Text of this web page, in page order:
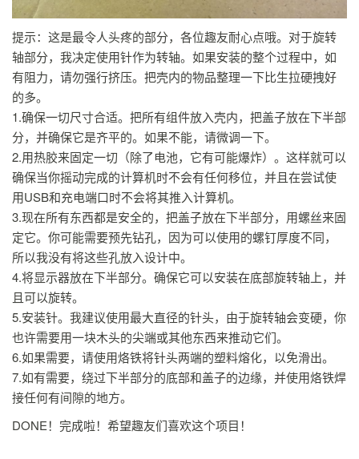
提示：这是最令人头疼的部分，各位趣友耐心点哦。对于旋转
轴部分，我决定使用针作为转轴。如果安装的整个过程中，如
有阻力，请勿强行挤压。把壳内的物品整理一下比生拉硬拽好
的多。
1.确保一切尺寸合适。把所有组件放入壳内，把盖子放在下半部
分，并确保它是齐平的。如果不能，请微调一下。
2.用热胶来固定一切（除了电池，它有可能爆炸）。这样就可以
确保当你摇动完成的计算机时不会有任何移位，并且在尝试使
用USB和充电端口时不会将其推入计算机。
3.现在所有东西都是安全的，把盖子放在下半部分，用螺丝来固
定它。你可能需要预先钻孔，因为可以使用的螺钉厚度不同，
所以我没有将这些孔放入设计中。
4.将显示器放在下半部分。确保它可以安装在底部旋转轴上，并
且可以旋转。
5.安装针。我建议使用最大直径的针头，由于旋转轴会变硬，你
也许需要用一块木头的尖端或其他东西来推动它们。
6.如果需要，请使用烙铁将针头两端的塑料熔化，以免滑出。
7.如有需要，绕过下半部分的底部和盖子的边缘，并使用烙铁焊
接任何有间隙的地方。
DONE！完成啦！希望趣友们喜欢这个项目！